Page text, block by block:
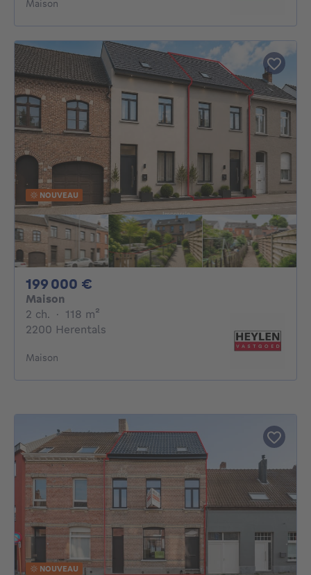
Maison
NOUVEAU
199 000 €
Maison
2 ch. 2 chambres
· 118 m²
2200 Herentals
Maison
NOUVEAU